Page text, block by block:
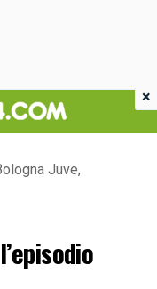
Juve,
×